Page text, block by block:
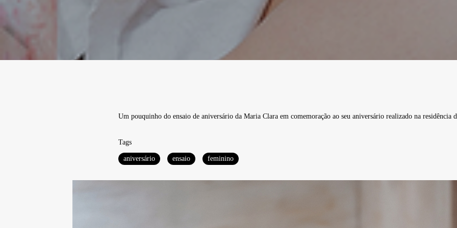
Um pouquinho do ensaio de aniversário da Maria Clara em comemoração ao seu aniversário realizado na residência
Tags
aniversário ensaio feminino